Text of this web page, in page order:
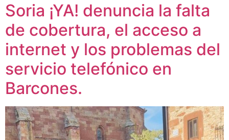
Soria ¡YA! denuncia la falta
de cobertura, el acceso a
internet y los problemas del
servicio telefónico en
Barcones.